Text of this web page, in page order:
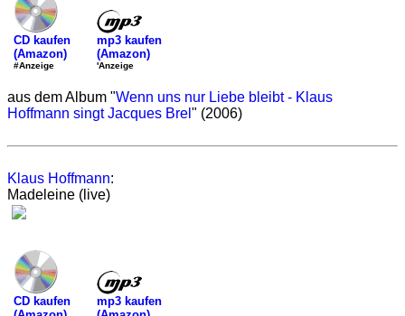
CD kaufen
(Amazon)
#Anzeige
mp3 kaufen
(Amazon)
'Anzeige
aus dem Album "Wenn uns nur Liebe bleibt - Klaus
Hoffmann singt Jacques Brel " (2006)
Klaus Hoffmann:
Madeleine (live)
CD kaufen
mp3 kaufen